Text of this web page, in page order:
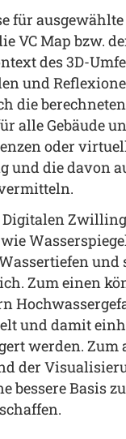
für
VC Map bzw.
des 3D-
und
die
alle Gebäude
oder
und die davon
und
Zum einen
und damit
werden.
der
bessere Basis